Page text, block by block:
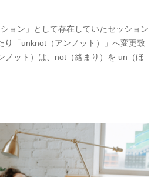
ョン」として存在していたセッション
り「unknot（アンノット）」へ変更致
ノット）は、not（絡まり）を un（ほ